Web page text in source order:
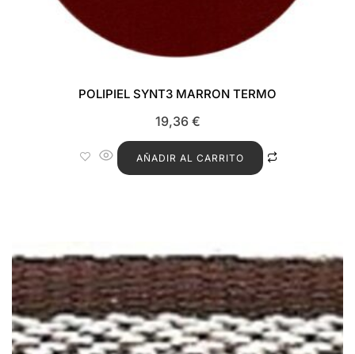
POLIPIEL SYNT3 MARRON TERMO
19,36 €
AÑADIR AL CARRITO